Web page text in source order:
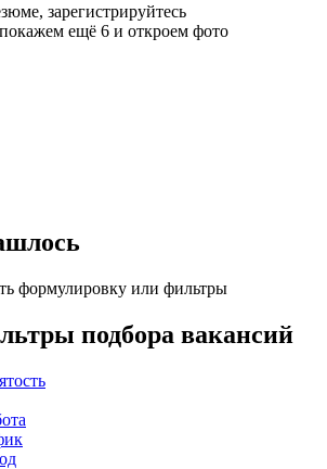
зарегистрируйтесь
ещё 6 и откроем фото
формулировку или фильтры
подбора вакансий